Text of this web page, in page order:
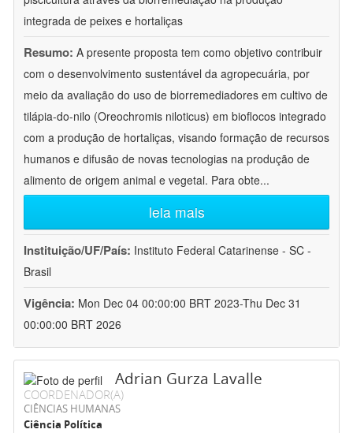
integrada de peixes e hortaliças
Resumo: A presente proposta tem como objetivo contribuir
com o desenvolvimento sustentável da agropecuária, por
meio da avaliação do uso de biorremediadores em cultivo de
tilápia-do-nilo (Oreochromis niloticus) em bioflocos integrado
com a produção de hortaliças, visando formação de recursos
humanos e difusão de novas tecnologias na produção de
alimento de origem animal e vegetal. Para obte...
leia mais
Instituição/UF/País: Instituto Federal Catarinense - SC -
Brasil
Vigência: Mon Dec 04 00:00:00 BRT 2023-Thu Dec 31
00:00:00 BRT 2026
Adrian Gurza Lavalle
COORDENADOR(A)
CIÊNCIAS HUMANAS
Ciência Política